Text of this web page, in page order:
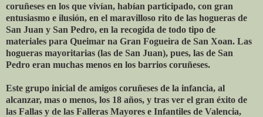
coruñeses en los que vivían, habían participado, con gran
entusiasmo e ilusión, en el maravilloso rito de las hogueras de
San Juan y San Pedro, en la recogida de todo tipo de
materiales para Queimar na Gran Fogueira de San Xoan. Las
hogueras mayoritarias (las de San Juan), pues, las de San
Pedro eran muchas menos en los barrios coruñeses.
Este grupo inicial de amigos coruñeses de la infancia, al
alcanzar, mas o menos, los 18 años, y tras ver el gran éxito de
las Fallas y de las Falleras Mayores e Infantiles de Valencia,